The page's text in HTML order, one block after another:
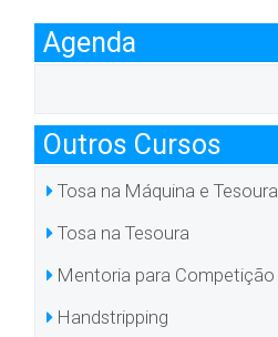
Agenda
Outros Cursos
Tosa na Máquina e Tesoura
Tosa na Tesoura
Mentoria para Competição
Handstripping